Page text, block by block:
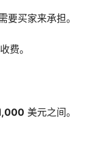
买家来承担。
费。
美元之间。